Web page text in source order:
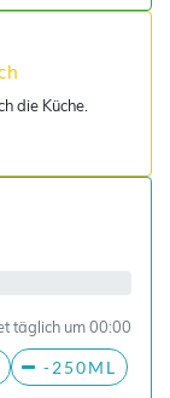
die Küche.
täglich um 00:00
-250ML